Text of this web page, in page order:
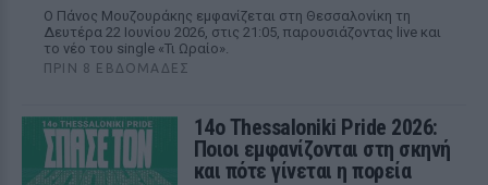
Ο Πάνος Μουζουράκης εμφανίζεται στη Θεσσαλονίκη τη
Δευτέρα 22 Ιουνίου 2026, στις 21:05, παρουσιάζοντας live και
το νέο του single «Τι Ωραίο».
ΠΡΙΝ 8 ΕΒΔΟΜΆΔΕΣ
14ο Thessaloniki Pride 2026:
Ποιοι εμφανίζονται στη σκηνή
και πότε γίνεται η πορεία